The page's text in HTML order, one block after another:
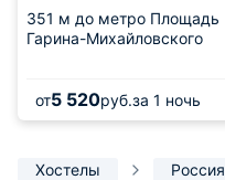
351 м до метро Площадь
Гарина-Михайловского
от5 520руб.за 1 ночь
Хостелы Россия